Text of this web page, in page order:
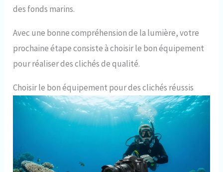
des fonds marins.
Avec une bonne compréhension de la lumière, votre
prochaine étape consiste à choisir le bon équipement
pour réaliser des clichés de qualité.
Choisir le bon équipement pour des clichés réussis